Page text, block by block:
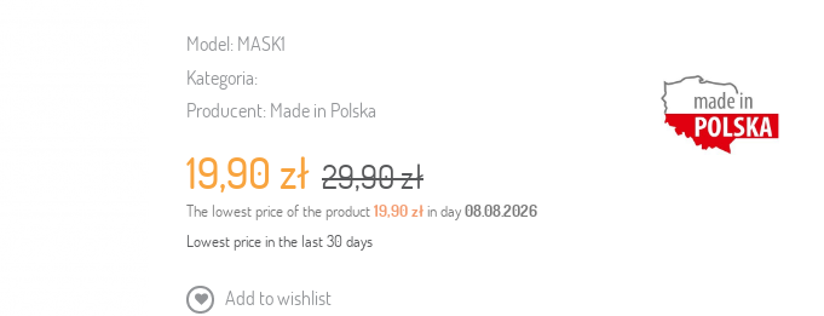
Model: MASK1
Kategoria:
Producent: Made in Polska
19,90 zł 29,90 zł
The lowest price of the product19,90 złin day08.08.2026
Lowest price in the last 30 days
Add to wishlist